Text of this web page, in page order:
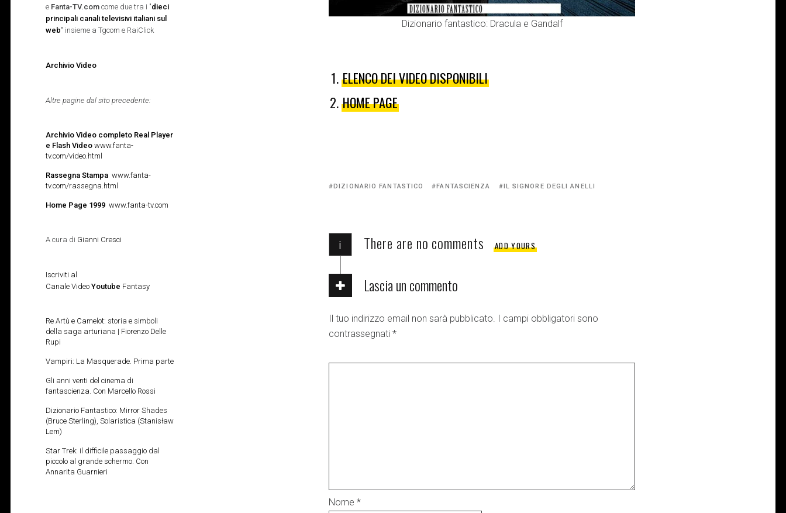
Dizionario fantastico: Dracula e Gandalf
ELENCO DEI VIDEO DISPONIBILI
HOME PAGE
Tagged
DIZIONARIO FANTASTICO FANTASCIENZA IL SIGNORE DEGLI ANELLI
i There are no comments ADD YOURS
Lascia un commento
Il tuo indirizzo email non sarà pubblicato. I campi obbligatori sono
contrassegnati *
Nome *
e Fanta-TV.com come due tra i "dieci
principali canali televisivi italiani sul
web" insieme a Tgcom e RaiClick
Archivio Video
Altre pagine dal sito precedente:
Archivio Video completo Real Player
e Flash Video www.fanta-
tv.com/video.html
Rassegna Stampa www.fanta-
tv.com/rassegna.html
Home Page 1999 www.fanta-tv.com
A cura di Gianni Cresci
Iscriviti al
Canale Video Youtube Fantasy
Re Artù e Camelot: storia e simboli
della saga arturiana | Fiorenzo Delle
Rupi
Vampiri: La Masquerade. Prima parte
Gli anni venti del cinema di
fantascienza. Con Marcello Rossi
Dizionario Fantastico: Mirror Shades
(Bruce Sterling), Solaristica (Stanisław
Lem)
Star Trek: il difficile passaggio dal
piccolo al grande schermo. Con
Annarita Guarnieri